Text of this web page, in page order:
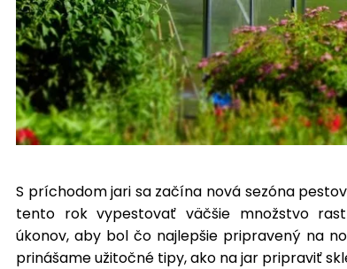
S príchodom jari sa začína nová sezóna
tento rok vypestovať väčšie množstvo
úkonov, aby bol čo najlepšie pripravený na
prinášame užitočné tipy, ako na jar pripraviť